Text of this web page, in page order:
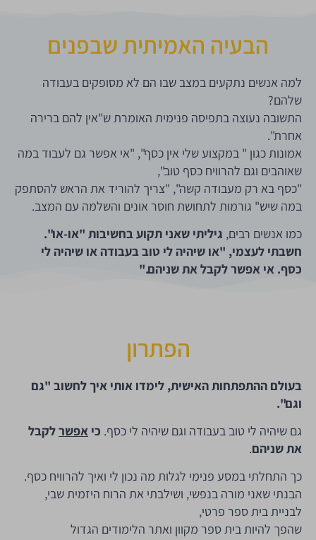
הבעיה האמיתית שבפנים
למה אנשים נתקעים במצב שבו הם לא מסופקים בעבודה
שלהם?
התשובה נעוצה בתפיסה פנימית האומרת ש"אין להם ברירה
אחרת".
אמונות כגון " במקצוע שלי אין כסף", "אי אפשר גם לעבוד במה
שאוהבים וגם להרוויח כסף טוב",
"כסף בא רק מעבודה קשה", "צריך להוריד את הראש להסתפק
במה שיש" גורמות לתחושת חוסר אונים והשלמה עם המצב.
כמו אנשים רבים, גיליתי שאני תקוע בחשיבות "או-או".
חשבתי לעצמי, "או שיהיה לי טוב בעבודה או שיהיה לי
כסף. אי אפשר לקבל את שניהם."
הפתרון
בעולם ההתפתחות האישית, לימדו אותי איך לחשוב "גם
וגם".
גם שיהיה לי טוב בעבודה וגם שיהיה לי כסף. כי אפשרלקבל
את שניהם.
כך התחלתי במסע פנימי לגלות מה נכון לי ואיך להרוויח כסף.
הבנתי שאני מורה בנפשי, ושילבתי את הרוח היזמית שבי,
לבניית בית ספר פרטי,
שהפך להיות בית ספר מקוון ואתר הלימודים הגדול